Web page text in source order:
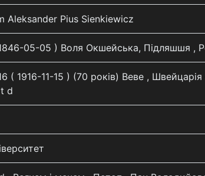
Aleksander Pius Sienkiewicz
05-05 ) Воля Окшейська, Підляшшя ,
( 1916-11-15 ) (70 років) Веве ,
d